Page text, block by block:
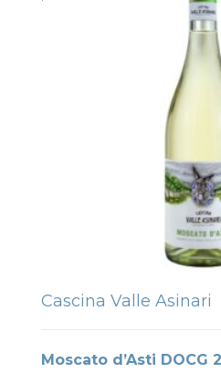
Cascina Valle Asinari
Moscato d’Asti DOCG